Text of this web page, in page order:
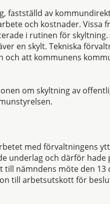
fastställd av
och kostnader. Vissa
i rutinen för
en skylt. Tekniska
att kommunens
om skyltning av
med förvaltningens
underlag och därför hade
nämndens möte den 13
till arbetsutskott för